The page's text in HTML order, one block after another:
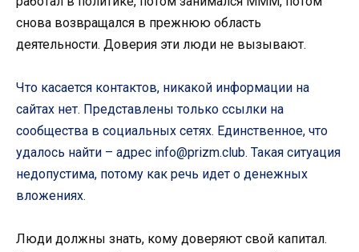
снова возвращался в прежнюю область
деятельности. Доверия эти люди не вызывают.
Что касается контактов, никакой информации на
сайтах нет. Представлены только ссылки на
сообщества в социальных сетях. Единственное, что
удалось найти – адрес info@prizm.club. Такая ситуация
недопустима, потому как речь идет о денежных
вложениях.
Люди должны знать, кому доверяют свой капитал.